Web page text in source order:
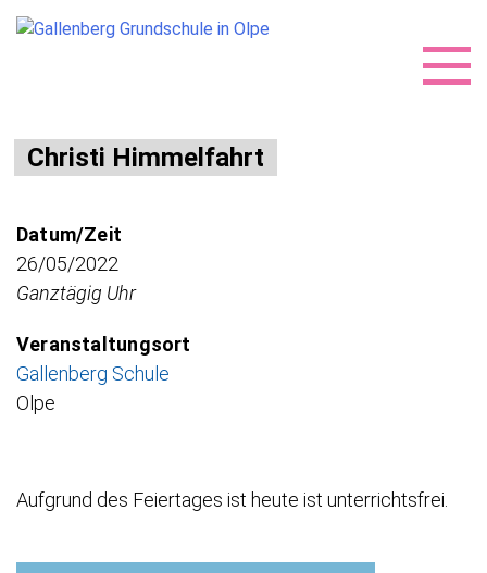
Skip
Christi Himmelfahrt
Datum/Zeit
26/05/2022
Ganztägig Uhr
Veranstaltungsort
Gallenberg Schule
Olpe
Aufgrund des Feiertages ist heute ist unterrichtsfrei.